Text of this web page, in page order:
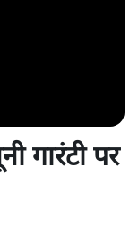
गारंटी पर